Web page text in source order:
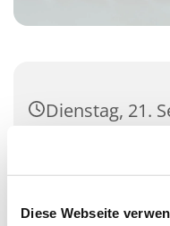
Diese Webseite
Dienstag, 21.
Empfängnis,